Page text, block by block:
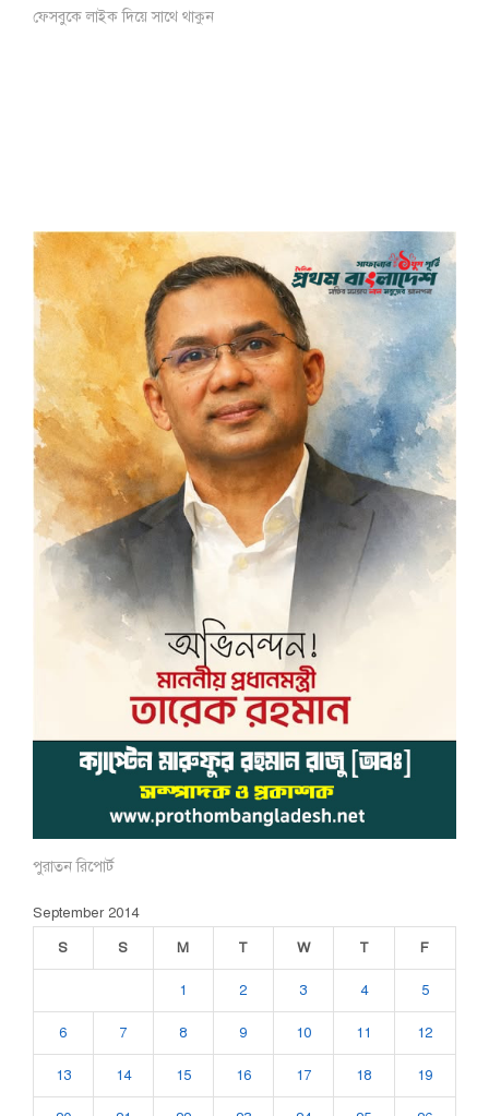
ফেসবুকে লাইক দিয়ে সাথে থাকুন
পুরাতন রিপোর্ট
September 2014
S
S M T W T F
1 2 3 4 5
6 7 8 9 10 11 12
13 14 15 16 17 18 19